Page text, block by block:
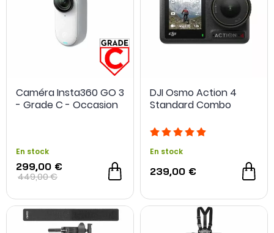
NOUVEAU NOUVEAU
Caméra Insta360 GO 3
- Grade C - Occasion
En stock
299,00 €
449,00 €
DJI Osmo Action 4
Standard Combo
En stock
239,00 €